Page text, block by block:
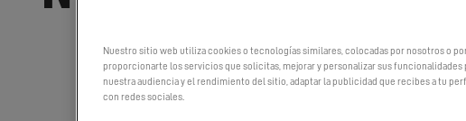
EL
Nuestro sitio web utiliza cookies o tecnologías similares, colocadas por nosotros o
proporcionarte los servicios que solicitas, mejorar y personalizar sus funcionalidades
nuestra audiencia y el rendimiento del sitio, adaptar la publicidad que recibes a tu
con redes sociales.